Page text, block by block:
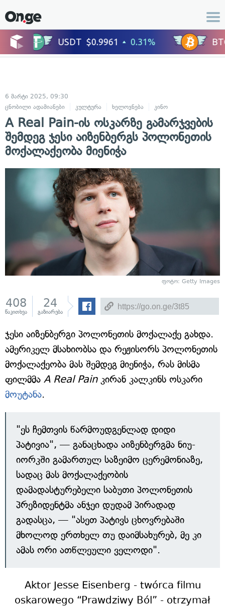
6 მარტი 2025, 09:30
ცნობილი ადამიანები
კულტურა ხელოვნება კინო
A Real Pain-ის ოსკარზე გამარჯვების
შემდეგ ჯესი აიზენბერგს პოლონეთის
მოქალაქეობა მიენიჭა
ფოტო: Getty Images
408
წაკითხვა
24
გაზიარება
ჯესი აიზენბერგი პოლონეთის მოქალაქე გახდა.
ამერიკელ მსახიობსა და რეჟისორს პოლონეთის
მოქალაქეობა მას შემდეგ მიენიჭა, რას მისმა
ფილმმა A Real Painკირან კალკინს ოსკარი
მოუტანა.
"ეს ჩემთვის წარმოუდგენლად დიდი
პატივია", — განაცხადა აიზენბერგმა ნიუ-
იორკში გამართულ საზეიმო ცერემონიაზე,
სადაც მას მოქალაქეობის
დამადასტურებელი საბუთი პოლონეთის
პრეზიდენტმა ანჯეი დუდამ პირადად
გადასცა, — "ასეთ პატივს ცხოვრებაში
მხოლოდ ერთხელ თუ დაიმსახურებ, მე კი
ამას ორი ათწლეული ველოდი".
Aktor Jesse Eisenberg - twórca filmu
oskarowego “Prawdziwy Ból” - otrzymał